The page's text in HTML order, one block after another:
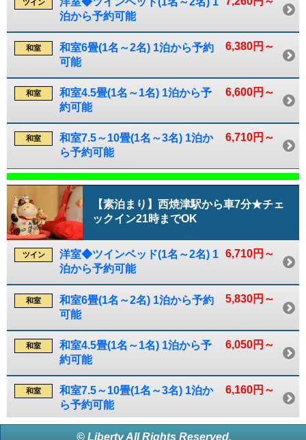
ツイン
泊から予約可能
6,380円～
和室
和室6畳(1名～2名) 1泊から予約
可能
6,600円～
和室
和室4.5畳(1名～1名) 1泊から予
約可能
6,710円～
和室
和室7.5～10畳(1名～3名) 1泊か
ら予約可能
【素泊まり】西焼津駅から車7分★チェ
ックイン21時までOK
6,710円～
ツイン
洋室◆ツインベッド(1名～2名) 1
泊から予約可能
5,830円～
和室
和室6畳(1名～2名) 1泊から予約
可能
6,050円～
和室
和室4.5畳(1名～1名) 1泊から予
約可能
6,160円～
和室
和室7.5～10畳(1名～3名) 1泊か
ら予約可能
© Liberty All Rights Reserved.